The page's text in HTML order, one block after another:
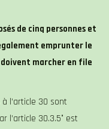
de cinq personnes et
emprunter le
doivent marcher en file
l’article 30 sont
l’article 30.3.5° est